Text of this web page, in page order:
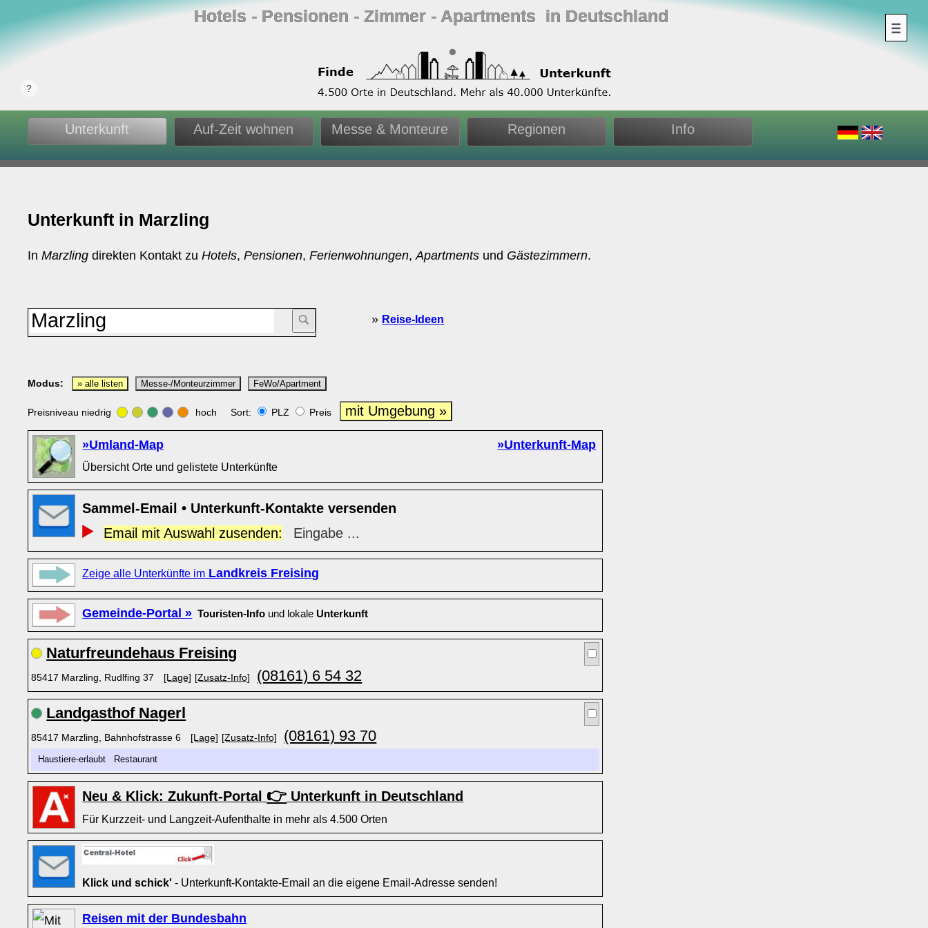
Hotels ‐ Pensionen ‐ Zimmer ‐ Apartments in Deutschland
Unterkunft Auf-Zeit wohnen Messe & Monteure Regionen Info
Unterkunft in Marzling
InMarzling direkten Kontakt zuHotels,Pensionen,Ferienwohnungen,Apartments und Gästezimmern.
» Reise-Ideen
Modus: » alle listen Messe-/Monteurzimmer FeWo/Apartment
Preisniveau niedrig hoch Sort: PLZ Preis mit Umgebung »
»Umland-Map »Unterkunft-Map
Übersicht Orte und gelistete Unterkünfte
Sammel-Email • Unterkunft-Kontakte versenden
Email mit Auswahl zusenden:
Eingabe ...
Zeige alle Unterkünfte im Landkreis Freising
Gemeinde-Portal » Touristen-Info und lokale Unterkunft
Naturfreundehaus Freising
85417 Marzling, Rudlfing 37 [Lage] [Zusatz-Info] (08161) 6 54 32
Landgasthof Nagerl
85417 Marzling, Bahnhofstrasse 6 [Lage] [Zusatz-Info] (08161) 93 70
Haustiere-erlaubt Restaurant
Neu & Klick: Zukunft-Portal 👉 Unterkunft in Deutschland
Für Kurzzeit- und Langzeit-Aufenthalte in mehr als 4.500 Orten
Klick und schick' - Unterkunft-Kontakte-Email an die eigene Email-Adresse senden!
Reisen mit der Bundesbahn